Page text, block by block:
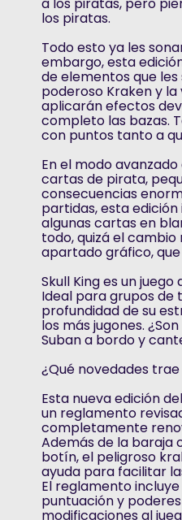
los piratas.
Todo esto ya les
embargo, esta
de elementos que
poderoso Kraken y
aplicarán efectos
completo las bazas.
con puntos tanto a
En el modo
cartas de pirata,
consecuencias
partidas, esta
algunas cartas en
todo, quizá el
apartado gráfico,
Skull King es un
Ideal para grupos de
profundidad de su
los más jugones.
Suban a bordo y
¿Qué novedades
Esta nueva edición
un reglamento
completamente
Además de la baraja
botín, el peligroso
ayuda para facilitar
El reglamento
puntuación y
modificaciones al